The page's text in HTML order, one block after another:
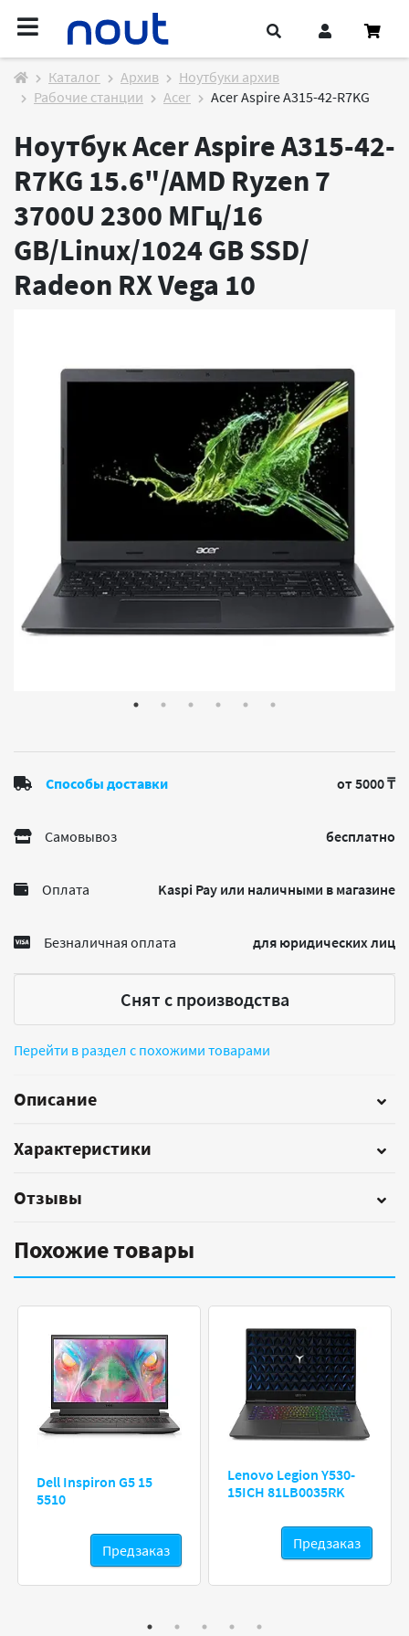
Каталог Архив
Ноутбуки архив
Рабочие станции
Acer Acer Aspire A315-42-R7KG
Ноутбук Acer Aspire A315-42-
R7KG 15.6"/AMD Ryzen 7
3700U 2300 МГц/16
GB/Linux/1024 GB SSD/
Radeon RX Vega 10
Способы доставки от 5000 ₸
Самовывоз бесплатно
Оплата Kaspi Pay или наличными в магазине
Безналичная оплата для юридических лиц
Снят с производства
Перейти в раздел с похожими товарами
Описание
Характеристики
Отзывы
Похожие товары
Dell Inspiron G5 15
5510
Предзаказ
Lenovo Legion Y530-
15ICH 81LB0035RK
Предзаказ